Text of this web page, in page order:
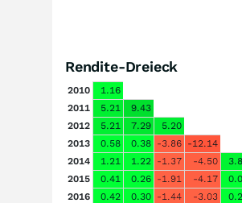
Rendite-Dreieck
2010
1.16
2011
5.21
9.43
2012
5.21 7.29
5.20
2013
0.58 0.38 -3.86 -12.14
2014
1.21 1.22 -1.37 -4.50
2015
0.41 0.26 -1.91 -4.17
2016
0.42 0.30 -1.44 -3.03